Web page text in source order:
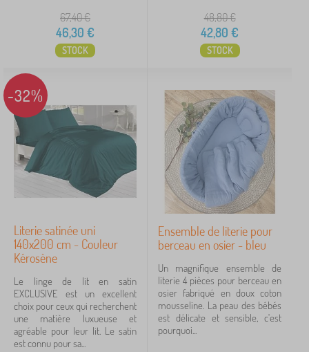
67,40€
46,30 €
STOCK
48,80€
42,80 €
STOCK
-32%
Literie satinée uni
140x200 cm - Couleur
Kérosène
Le linge de lit en satin
EXCLUSIVE est un excellent
choix pour ceux qui recherchent
une matière luxueuse et
agréable pour leur lit. Le satin
est connu pour sa...
Ensemble de literie pour
berceau en osier - bleu
Un magnifique ensemble de
literie 4 pièces pour berceau en
osier fabriqué en doux coton
mousseline. La peau des bébés
est délicate et sensible, c'est
pourquoi...